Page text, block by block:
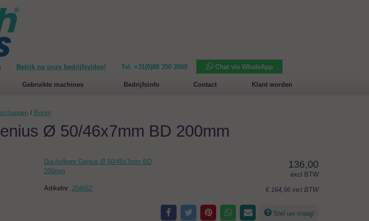
Bekijk nu onze bedrijfsvideo! Tel. +31(0)88 350 2000
Chat via WhatsApp
Nieuw op de website: selecteer nu op merken! Nieuw in het assortiment: Sansone Collection
Gebruikte machines Bedrijfsinfo Contact Klant worden
/ Boren
Ø 50/46x7mm BD 200mm
Dia-holboor Genius Ø 50/46x7mm BD
200mm
Artikelnr: 204662
136,00
excl BTW
€ 164,56 incl BTW
Stel uw vraag!